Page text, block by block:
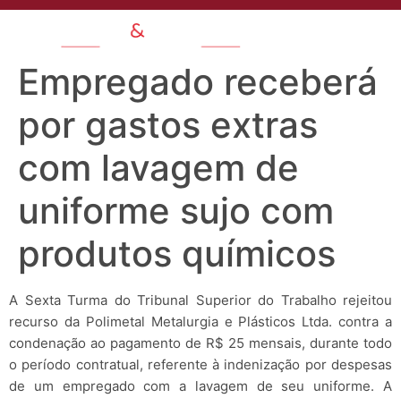
Empregado receberá
por gastos extras
com lavagem de
uniforme sujo com
produtos químicos
A Sexta Turma do Tribunal Superior do Trabalho rejeitou
recurso da Polimetal Metalurgia e Plásticos Ltda. contra a
condenação ao pagamento de R$ 25 mensais, durante todo
o período contratual, referente à indenização por despesas
de um empregado com a lavagem de seu uniforme. A